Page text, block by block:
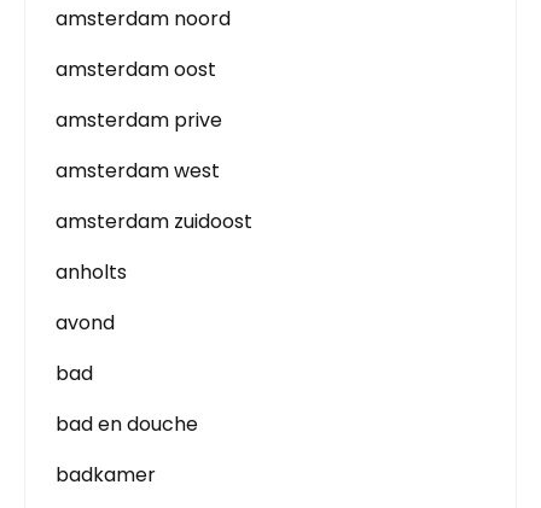
amsterdam noord
amsterdam oost
amsterdam prive
amsterdam west
amsterdam zuidoost
anholts
avond
bad
bad en douche
badkamer